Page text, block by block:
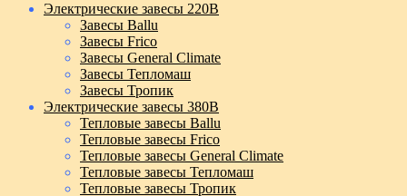
Электрические завесы 220В
Завесы Ballu
Завесы Frico
Завесы General Climate
Завесы Тепломаш
Завесы Тропик
Электрические завесы 380В
Тепловые завесы Ballu
Тепловые завесы Frico
Тепловые завесы General Climate
Тепловые завесы Тепломаш
Тепловые завесы Тропик